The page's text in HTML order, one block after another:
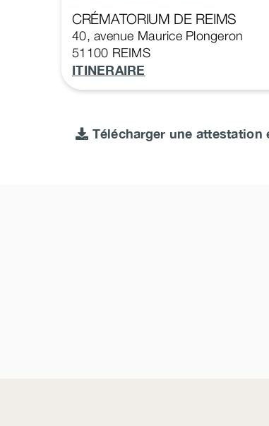
CRÉMATORIUM DE REIMS
40, avenue Maurice Plongeron
51100 REIMS
ITINERAIRE
Télécharger une attestation